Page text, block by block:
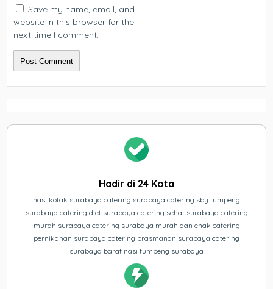
Save my name, email, and
website in this browser for the
next time I comment.
Hadir di 24 Kota
nasi kotak surabaya catering surabaya catering sby tumpeng
surabaya catering diet surabaya catering sehat surabaya catering
murah surabaya catering surabaya murah dan enak catering
pernikahan surabaya catering prasmanan surabaya catering
surabaya barat nasi tumpeng surabaya